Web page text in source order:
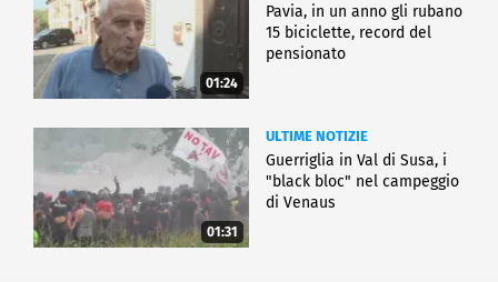
01:24
Pavia, in un anno gli rubano
15 biciclette, record del
pensionato
01:31
ULTIME NOTIZIE
Guerriglia in Val di Susa, i
"black bloc" nel campeggio
di Venaus